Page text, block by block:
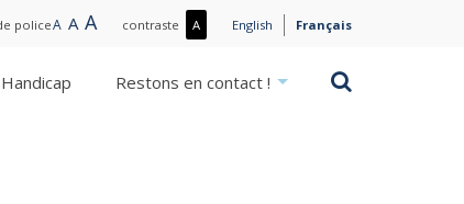
policeA Small
ANormal
ALargecontraste APlus
/
English Français
Rechercher
Restons en contact !